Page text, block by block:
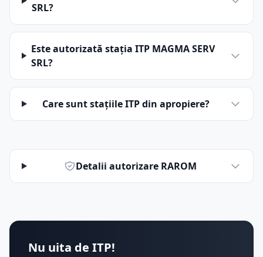
SRL?
Este autorizată stația ITP MAGMA SERV
SRL?
Care sunt stațiile ITP din apropiere?
Detalii autorizare RAROM
Nu uita de ITP!